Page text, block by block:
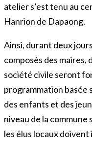
atelier s’est tenu au
Hanrion de Dapaong.
Ainsi, durant deux
composés des maires,
société civile seront
programmation basée
des enfants et des
niveau de la
les élus locaux